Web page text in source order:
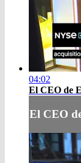
04:02
El CEO de
El CEO